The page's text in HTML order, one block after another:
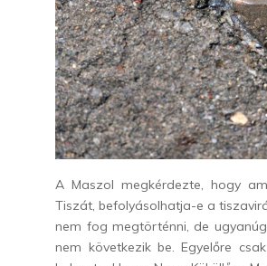
A Maszol megkérdezte, hogy
Tiszát, befolyásolhatja-e a
nem fog megtörténni, de
nem következik be. Egyelőre